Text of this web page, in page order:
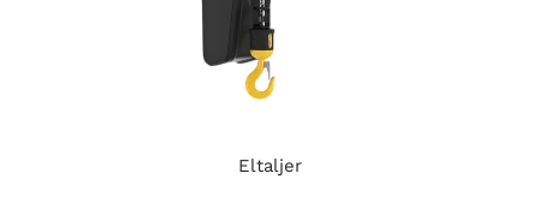
Eltaljer